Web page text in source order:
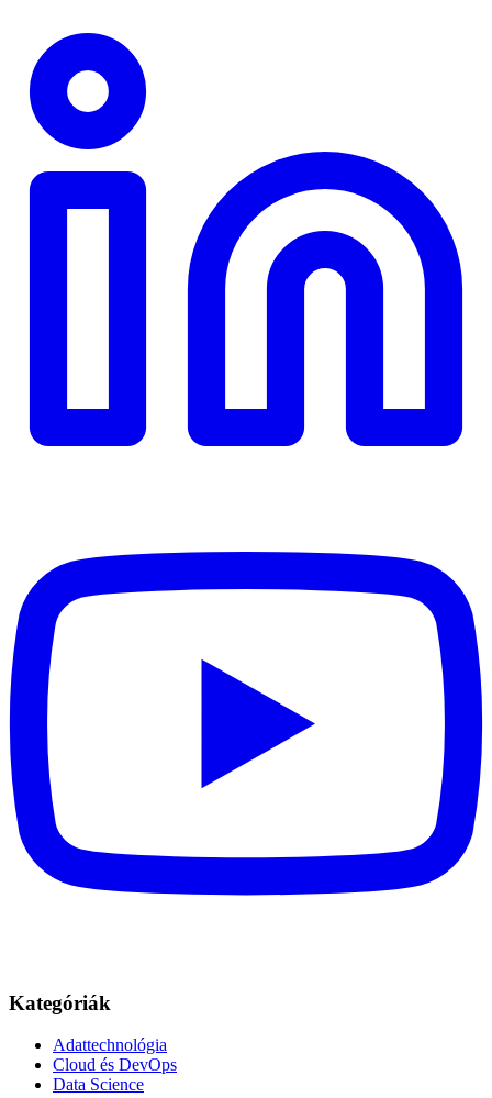
Kategóriák
Adattechnológia
Cloud és DevOps
Data Science